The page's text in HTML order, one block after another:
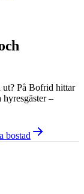
På Bofrid hittar
hyresgäster –
bostad